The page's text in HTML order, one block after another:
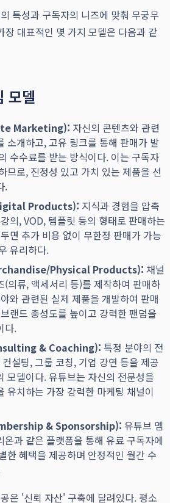
특성과 구독자의 니즈에 맞춰 무궁무
장 대표적인 몇 가지 모델은 다음과 같
모델
Marketing): 자신의 콘텐츠와 관련
소개하고, 고유 링크를 통해 판매가 발
수수료를 받는 방식이다. 이는 구독자
므로, 진정성 있고 가치 있는 제품을 선
.
Products): 지식과 경험을 압축
의, VOD, 템플릿 등의 형태로 판매하는
면 추가 비용 없이 무한정 판매가 가능
유리하다.
Physical Products): 채널
(의류, 액세서리 등)를 제작하여 판매하
와 관련된 실제 제품을 개발하여 판매
랜드 충성도를 높이고 강력한 팬덤을
다.
& Coaching): 특정 분야의 전
설팅, 그룹 코칭, 기업 강연 등을 제공
모델이다. 유튜브는 자신의 전문성을
유치하는 가장 강력한 마케팅 채널이
& Sponsorship): 유튜브 멤
온과 같은 플랫폼을 통해 유료 구독자에
한 혜택을 제공하며 안정적인 월간 수
은 '신뢰 자산' 구축에 달려있다. 평소